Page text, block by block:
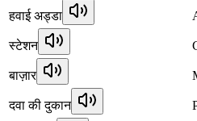
हवाई अड्डा
स्टेशन
बाज़ार
दवा की दुकान